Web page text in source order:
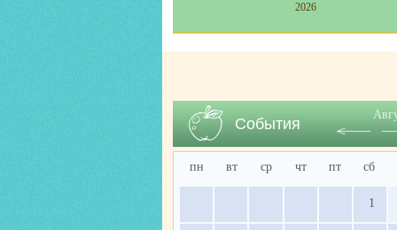
2026
События
пн вт ср чт пт сб
1